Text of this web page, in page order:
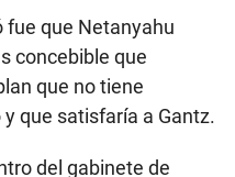
fue que Netanyahu
concebible que
que no tiene
que satisfaría a Gantz.
del gabinete de